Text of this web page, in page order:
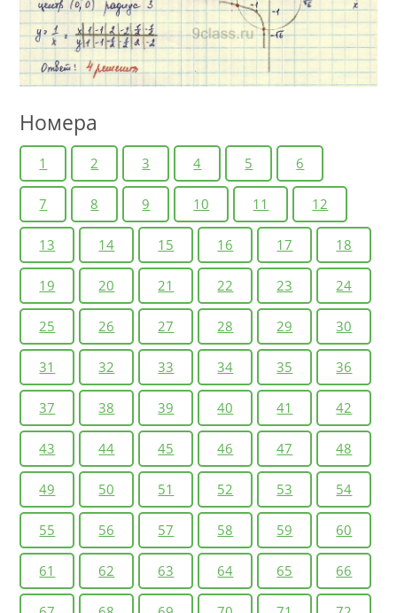
Номера
1 2 3 4 5 6
7 8 9 10 11 12
13 14 15 16 17 18
19 20 21 22 23 24
25 26 27 28 29 30
31 32 33 34 35 36
37 38 39 40 41 42
43 44 45 46 47 48
49 50 51 52 53 54
55 56 57 58 59 60
61 62 63 64 65 66